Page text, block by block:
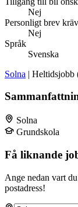
Nej
Personligt brev
Nej
Språk
Svenska
Solna | Heltidsjobb
Solna
Grundskola
Få liknande
Ange nedan vart
postadress!